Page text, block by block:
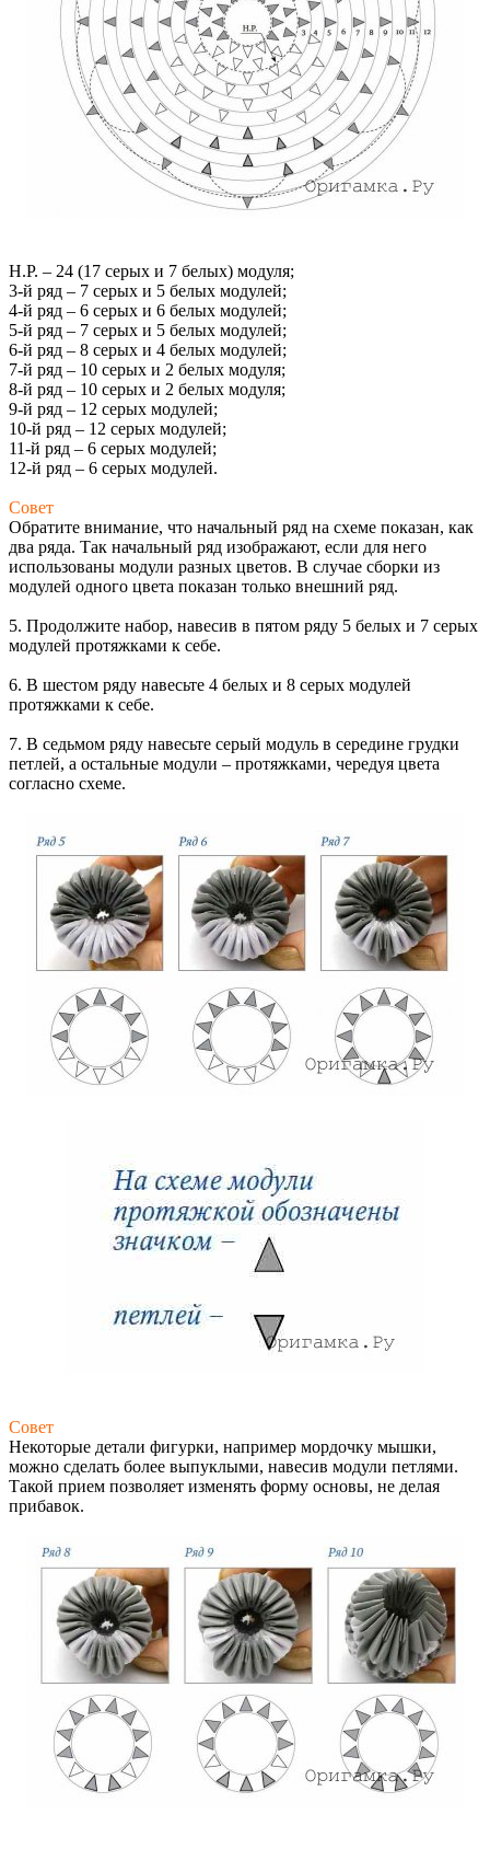
Н.Р. – 24 (17 серых и 7 белых) модуля;
3-й ряд – 7 серых и 5 белых модулей;
4-й ряд – 6 серых и 6 белых модулей;
5-й ряд – 7 серых и 5 белых модулей;
6-й ряд – 8 серых и 4 белых модулей;
7-й ряд – 10 серых и 2 белых модуля;
8-й ряд – 10 серых и 2 белых модуля;
9-й ряд – 12 серых модулей;
10-й ряд – 12 серых модулей;
11-й ряд – 6 серых модулей;
12-й ряд – 6 серых модулей.
Совет
Обратите внимание, что начальный ряд на схеме показан, как
два ряда. Так начальный ряд изображают, если для него
использованы модули разных цветов. В случае сборки из
модулей одного цвета показан только внешний ряд.
5. Продолжите набор, навесив в пятом ряду 5 белых и 7 серых
модулей протяжками к себе.
6. В шестом ряду навесьте 4 белых и 8 серых модулей
протяжками к себе.
7. В седьмом ряду навесьте серый модуль в середине грудки
петлей, а остальные модули – протяжками, чередуя цвета
согласно схеме.
Совет
Некоторые детали фигурки, например мордочку мышки,
можно сделать более выпуклыми, навесив модули петлями.
Такой прием позволяет изменять форму основы, не делая
прибавок.